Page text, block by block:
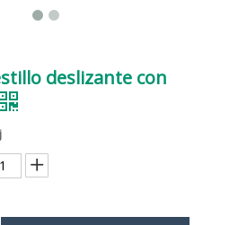
deslizante con